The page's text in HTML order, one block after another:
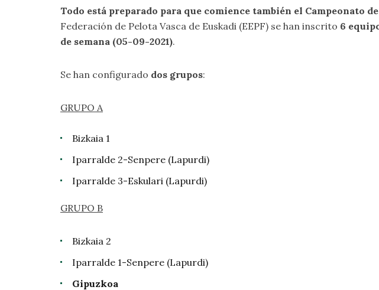
Todo está preparado para que comience también el Campeonato
Federación de Pelota Vasca de Euskadi (EEPF) se han inscrito 6
de semana (05-09-2021).
Se han configurado dos grupos:
GRUPO A
Bizkaia 1
Iparralde 2-Senpere (Lapurdi)
Iparralde 3-Eskulari (Lapurdi)
GRUPO B
Bizkaia 2
Iparralde 1-Senpere (Lapurdi)
Gipuzkoa